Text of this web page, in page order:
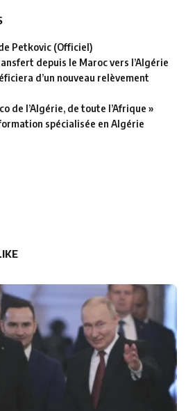
Petkovic (Officiel)
depuis le Maroc vers l’Algérie
d’un nouveau relèvement
de l’Algérie, de toute l’Afrique »
spécialisée en Algérie